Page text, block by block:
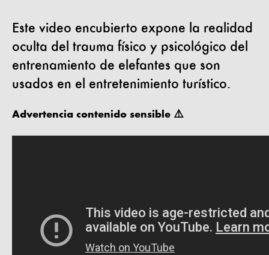
Este video encubierto expone la realidad
oculta del trauma físico y psicológico del
entrenamiento de elefantes que son
usados en el entretenimiento turístico.
Advertencia contenido sensible ⚠️